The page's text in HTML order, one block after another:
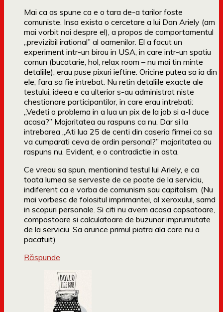
Mai ca as spune ca e o tara de-a tarilor foste
comuniste. Insa exista o cercetare a lui Dan Ariely (am
mai vorbit noi despre el), a propos de comportamentul
„previzibil irational” al oamenilor. El a facut un
experiment intr-un birou in USA, in care intr-un spatiu
comun (bucatarie, hol, relax room – nu mai tin minte
detaliile), erau puse pixuri ieftine. Oricine putea sa ia din
ele, fara sa fie intrebat. Nu retin detaliile exacte ale
testului, ideea e ca ulterior s-au administrat niste
chestionare participantilor, in care erau intrebati:
„Vedeti o problema in a lua un pix de la job si a-l duce
acasa?” Majoritatea au raspuns ca nu. Dar si la
intrebarea „Ati lua 25 de centi din caseria firmei ca sa
va cumparati ceva de ordin personal?” majoritatea au
raspuns nu. Evident, e o contradictie in asta.
Ce vreau sa spun, mentionind testul lui Ariely, e ca
toata lumea se serveste de ce poate de la serviciu,
indiferent ca e vorba de comunism sau capitalism. (Nu
mai vorbesc de folositul imprimantei, al xeroxului, samd
in scopuri personale. Si citi nu avem acasa capsatoare,
compostoare si calculatoare de buzunar imprumutate
de la serviciu. Sa arunce primul piatra ala care nu a
pacatuit)
Răspunde